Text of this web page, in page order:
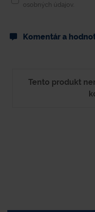
osobných údajov.
Komentár a
Tento produkt